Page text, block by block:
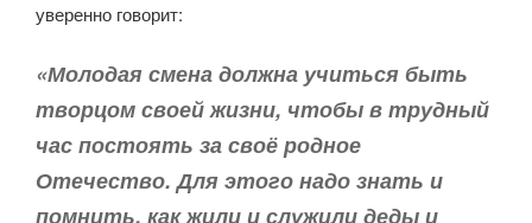
уверенно говорит:
«Молодая смена должна учиться быть
творцом своей жизни, чтобы в трудный
час постоять за своё родное
Отечество. Для этого надо знать и
помнить, как жили и служили деды и